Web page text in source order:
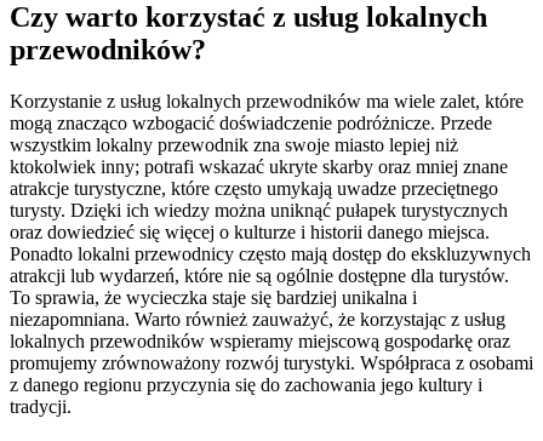
Czy warto korzystać z usług lokalnych
przewodników?
Korzystanie z usług lokalnych przewodników ma wiele zalet, które
mogą znacząco wzbogacić doświadczenie podróżnicze. Przede
wszystkim lokalny przewodnik zna swoje miasto lepiej niż
ktokolwiek inny; potrafi wskazać ukryte skarby oraz mniej znane
atrakcje turystyczne, które często umykają uwadze przeciętnego
turysty. Dzięki ich wiedzy można uniknąć pułapek turystycznych
oraz dowiedzieć się więcej o kulturze i historii danego miejsca.
Ponadto lokalni przewodnicy często mają dostęp do ekskluzywnych
atrakcji lub wydarzeń, które nie są ogólnie dostępne dla turystów.
To sprawia, że wycieczka staje się bardziej unikalna i
niezapomniana. Warto również zauważyć, że korzystając z usług
lokalnych przewodników wspieramy miejscową gospodarkę oraz
promujemy zrównoważony rozwój turystyki. Współpraca z osobami
z danego regionu przyczynia się do zachowania jego kultury i
tradycji.